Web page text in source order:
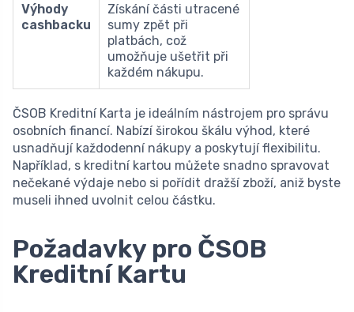
Výhody
cashbacku
Získání části utracené
sumy zpět při
platbách, což
umožňuje ušetřit při
každém nákupu.
ČSOB Kreditní Karta je ideálním nástrojem pro správu
osobních financí. Nabízí širokou škálu výhod, které
usnadňují každodenní nákupy a poskytují flexibilitu.
Například, s kreditní kartou můžete snadno spravovat
nečekané výdaje nebo si pořídit dražší zboží, aniž byste
museli ihned uvolnit celou částku.
Požadavky pro ČSOB
Kreditní Kartu